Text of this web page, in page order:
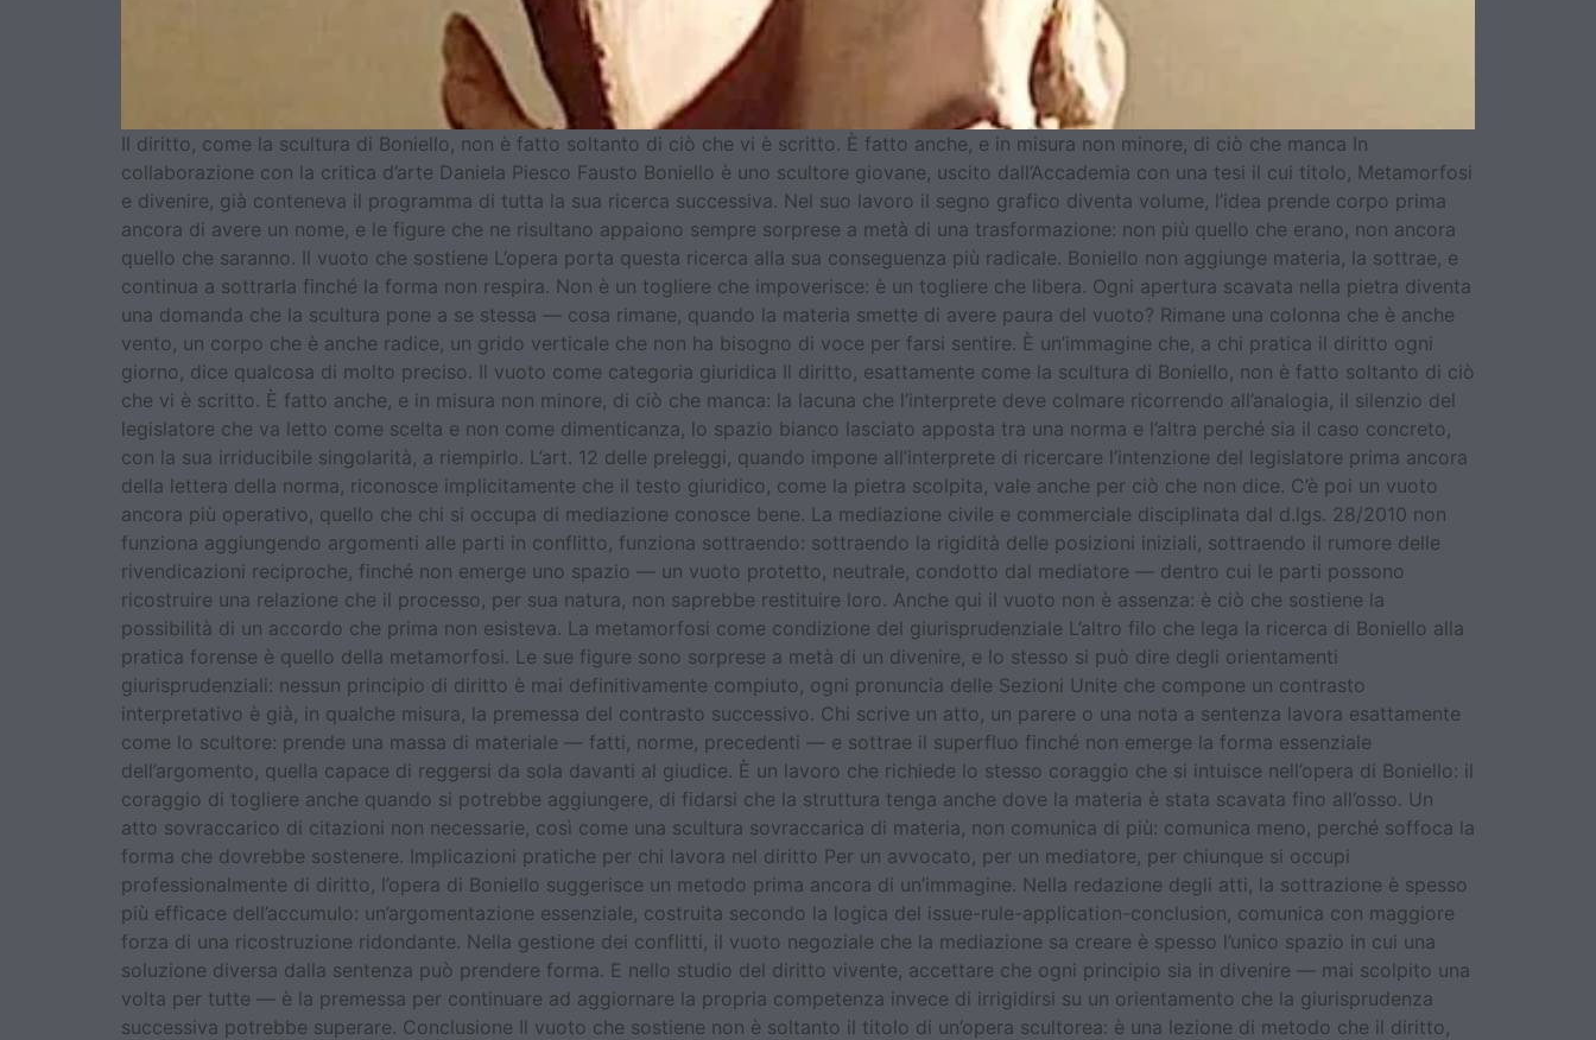
Il diritto, come la scultura di Boniello, non è fatto soltanto di ciò che vi è scritto. È fatto anche, e in misura non minore, di ciò che manca In
collaborazione con la critica d’arte Daniela Piesco Fausto Boniello è uno scultore giovane, uscito dall’Accademia con una tesi il cui titolo, Metamorfosi
e divenire, già conteneva il programma di tutta la sua ricerca successiva. Nel suo lavoro il segno grafico diventa volume, l’idea prende corpo prima
ancora di avere un nome, e le figure che ne risultano appaiono sempre sorprese a metà di una trasformazione: non più quello che erano, non ancora
quello che saranno. Il vuoto che sostiene L’opera porta questa ricerca alla sua conseguenza più radicale. Boniello non aggiunge materia, la sottrae, e
continua a sottrarla finché la forma non respira. Non è un togliere che impoverisce: è un togliere che libera. Ogni apertura scavata nella pietra diventa
una domanda che la scultura pone a se stessa — cosa rimane, quando la materia smette di avere paura del vuoto? Rimane una colonna che è anche
vento, un corpo che è anche radice, un grido verticale che non ha bisogno di voce per farsi sentire. È un’immagine che, a chi pratica il diritto ogni
giorno, dice qualcosa di molto preciso. Il vuoto come categoria giuridica Il diritto, esattamente come la scultura di Boniello, non è fatto soltanto di ciò
che vi è scritto. È fatto anche, e in misura non minore, di ciò che manca: la lacuna che l’interprete deve colmare ricorrendo all’analogia, il silenzio del
legislatore che va letto come scelta e non come dimenticanza, lo spazio bianco lasciato apposta tra una norma e l’altra perché sia il caso concreto,
con la sua irriducibile singolarità, a riempirlo. L’art. 12 delle preleggi, quando impone all’interprete di ricercare l’intenzione del legislatore prima ancora
della lettera della norma, riconosce implicitamente che il testo giuridico, come la pietra scolpita, vale anche per ciò che non dice. C’è poi un vuoto
ancora più operativo, quello che chi si occupa di mediazione conosce bene. La mediazione civile e commerciale disciplinata dal d.lgs. 28/2010 non
funziona aggiungendo argomenti alle parti in conflitto, funziona sottraendo: sottraendo la rigidità delle posizioni iniziali, sottraendo il rumore delle
rivendicazioni reciproche, finché non emerge uno spazio — un vuoto protetto, neutrale, condotto dal mediatore — dentro cui le parti possono
ricostruire una relazione che il processo, per sua natura, non saprebbe restituire loro. Anche qui il vuoto non è assenza: è ciò che sostiene la
possibilità di un accordo che prima non esisteva. La metamorfosi come condizione del giurisprudenziale L’altro filo che lega la ricerca di Boniello alla
pratica forense è quello della metamorfosi. Le sue figure sono sorprese a metà di un divenire, e lo stesso si può dire degli orientamenti
giurisprudenziali: nessun principio di diritto è mai definitivamente compiuto, ogni pronuncia delle Sezioni Unite che compone un contrasto
interpretativo è già, in qualche misura, la premessa del contrasto successivo. Chi scrive un atto, un parere o una nota a sentenza lavora esattamente
come lo scultore: prende una massa di materiale — fatti, norme, precedenti — e sottrae il superfluo finché non emerge la forma essenziale
dell’argomento, quella capace di reggersi da sola davanti al giudice. È un lavoro che richiede lo stesso coraggio che si intuisce nell’opera di Boniello: il
coraggio di togliere anche quando si potrebbe aggiungere, di fidarsi che la struttura tenga anche dove la materia è stata scavata fino all’osso. Un
atto sovraccarico di citazioni non necessarie, così come una scultura sovraccarica di materia, non comunica di più: comunica meno, perché soffoca la
forma che dovrebbe sostenere. Implicazioni pratiche per chi lavora nel diritto Per un avvocato, per un mediatore, per chiunque si occupi
professionalmente di diritto, l’opera di Boniello suggerisce un metodo prima ancora di un’immagine. Nella redazione degli atti, la sottrazione è spesso
più efficace dell’accumulo: un’argomentazione essenziale, costruita secondo la logica del issue-rule-application-conclusion, comunica con maggiore
forza di una ricostruzione ridondante. Nella gestione dei conflitti, il vuoto negoziale che la mediazione sa creare è spesso l’unico spazio in cui una
soluzione diversa dalla sentenza può prendere forma. E nello studio del diritto vivente, accettare che ogni principio sia in divenire — mai scolpito una
volta per tutte — è la premessa per continuare ad aggiornare la propria competenza invece di irrigidirsi su un orientamento che la giurisprudenza
successiva potrebbe superare. Conclusione Il vuoto che sostiene non è soltanto il titolo di un’opera scultorea: è una lezione di metodo che il diritto,